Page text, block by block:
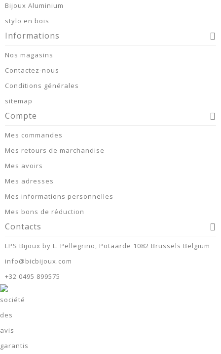
Bijoux Aluminium
stylo en bois
Informations
Nos magasins
Contactez-nous
Conditions générales
sitemap
Compte
Mes commandes
Mes retours de marchandise
Mes avoirs
Mes adresses
Mes informations personnelles
Mes bons de réduction
Contacts
LPS Bijoux by L. Pellegrino, Potaarde 1082 Brussels Belgium
info@bicbijoux.com
+32 0495 899575